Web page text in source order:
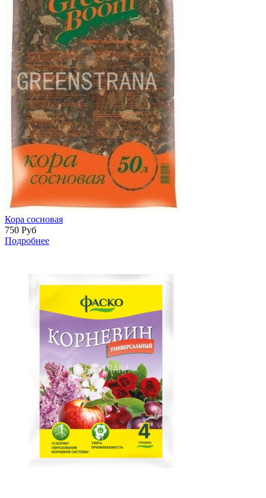
Кора сосновая
750 Руб
Подробнее